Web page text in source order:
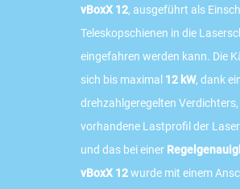
vBoxX 12, ausgeführt als
Teleskopschienen in die
eingefahren werden kann. Die
sich bis maximal 12 kW, dank
drehzahlgeregelten
vorhandene Lastprofil der
und das bei einer
vBoxX 12wurde mit einem